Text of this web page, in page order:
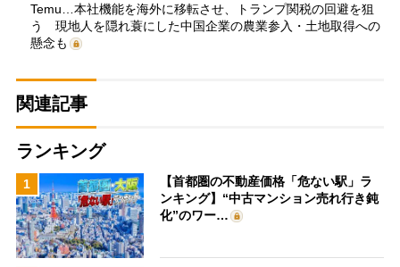
Temu…本社機能を海外に移転させ、トランプ関税の回避を狙
う 現地人を隠れ蓑にした中国企業の農業参入・土地取得への
懸念も
関連記事
ランキング
1
【首都圏の不動産価格「危ない駅」ラ
ンキング】“中古マンション売れ行き鈍
化”のワー…